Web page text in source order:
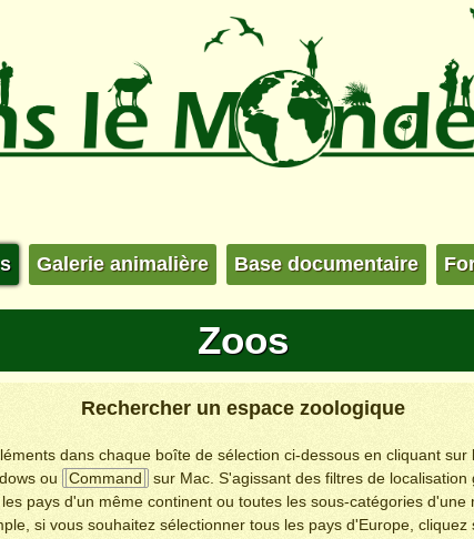
Galerie animalière Base documentaire
Zoos
Rechercher un espace zoologique
dans chaque boîte de sélection ci-dessous en cliquant sur
ou Command
sur Mac. S'agissant des filtres de
pays d'un même continent ou toutes les sous-catégories
si vous souhaitez sélectionner tous les pays d'Europe, cliquez